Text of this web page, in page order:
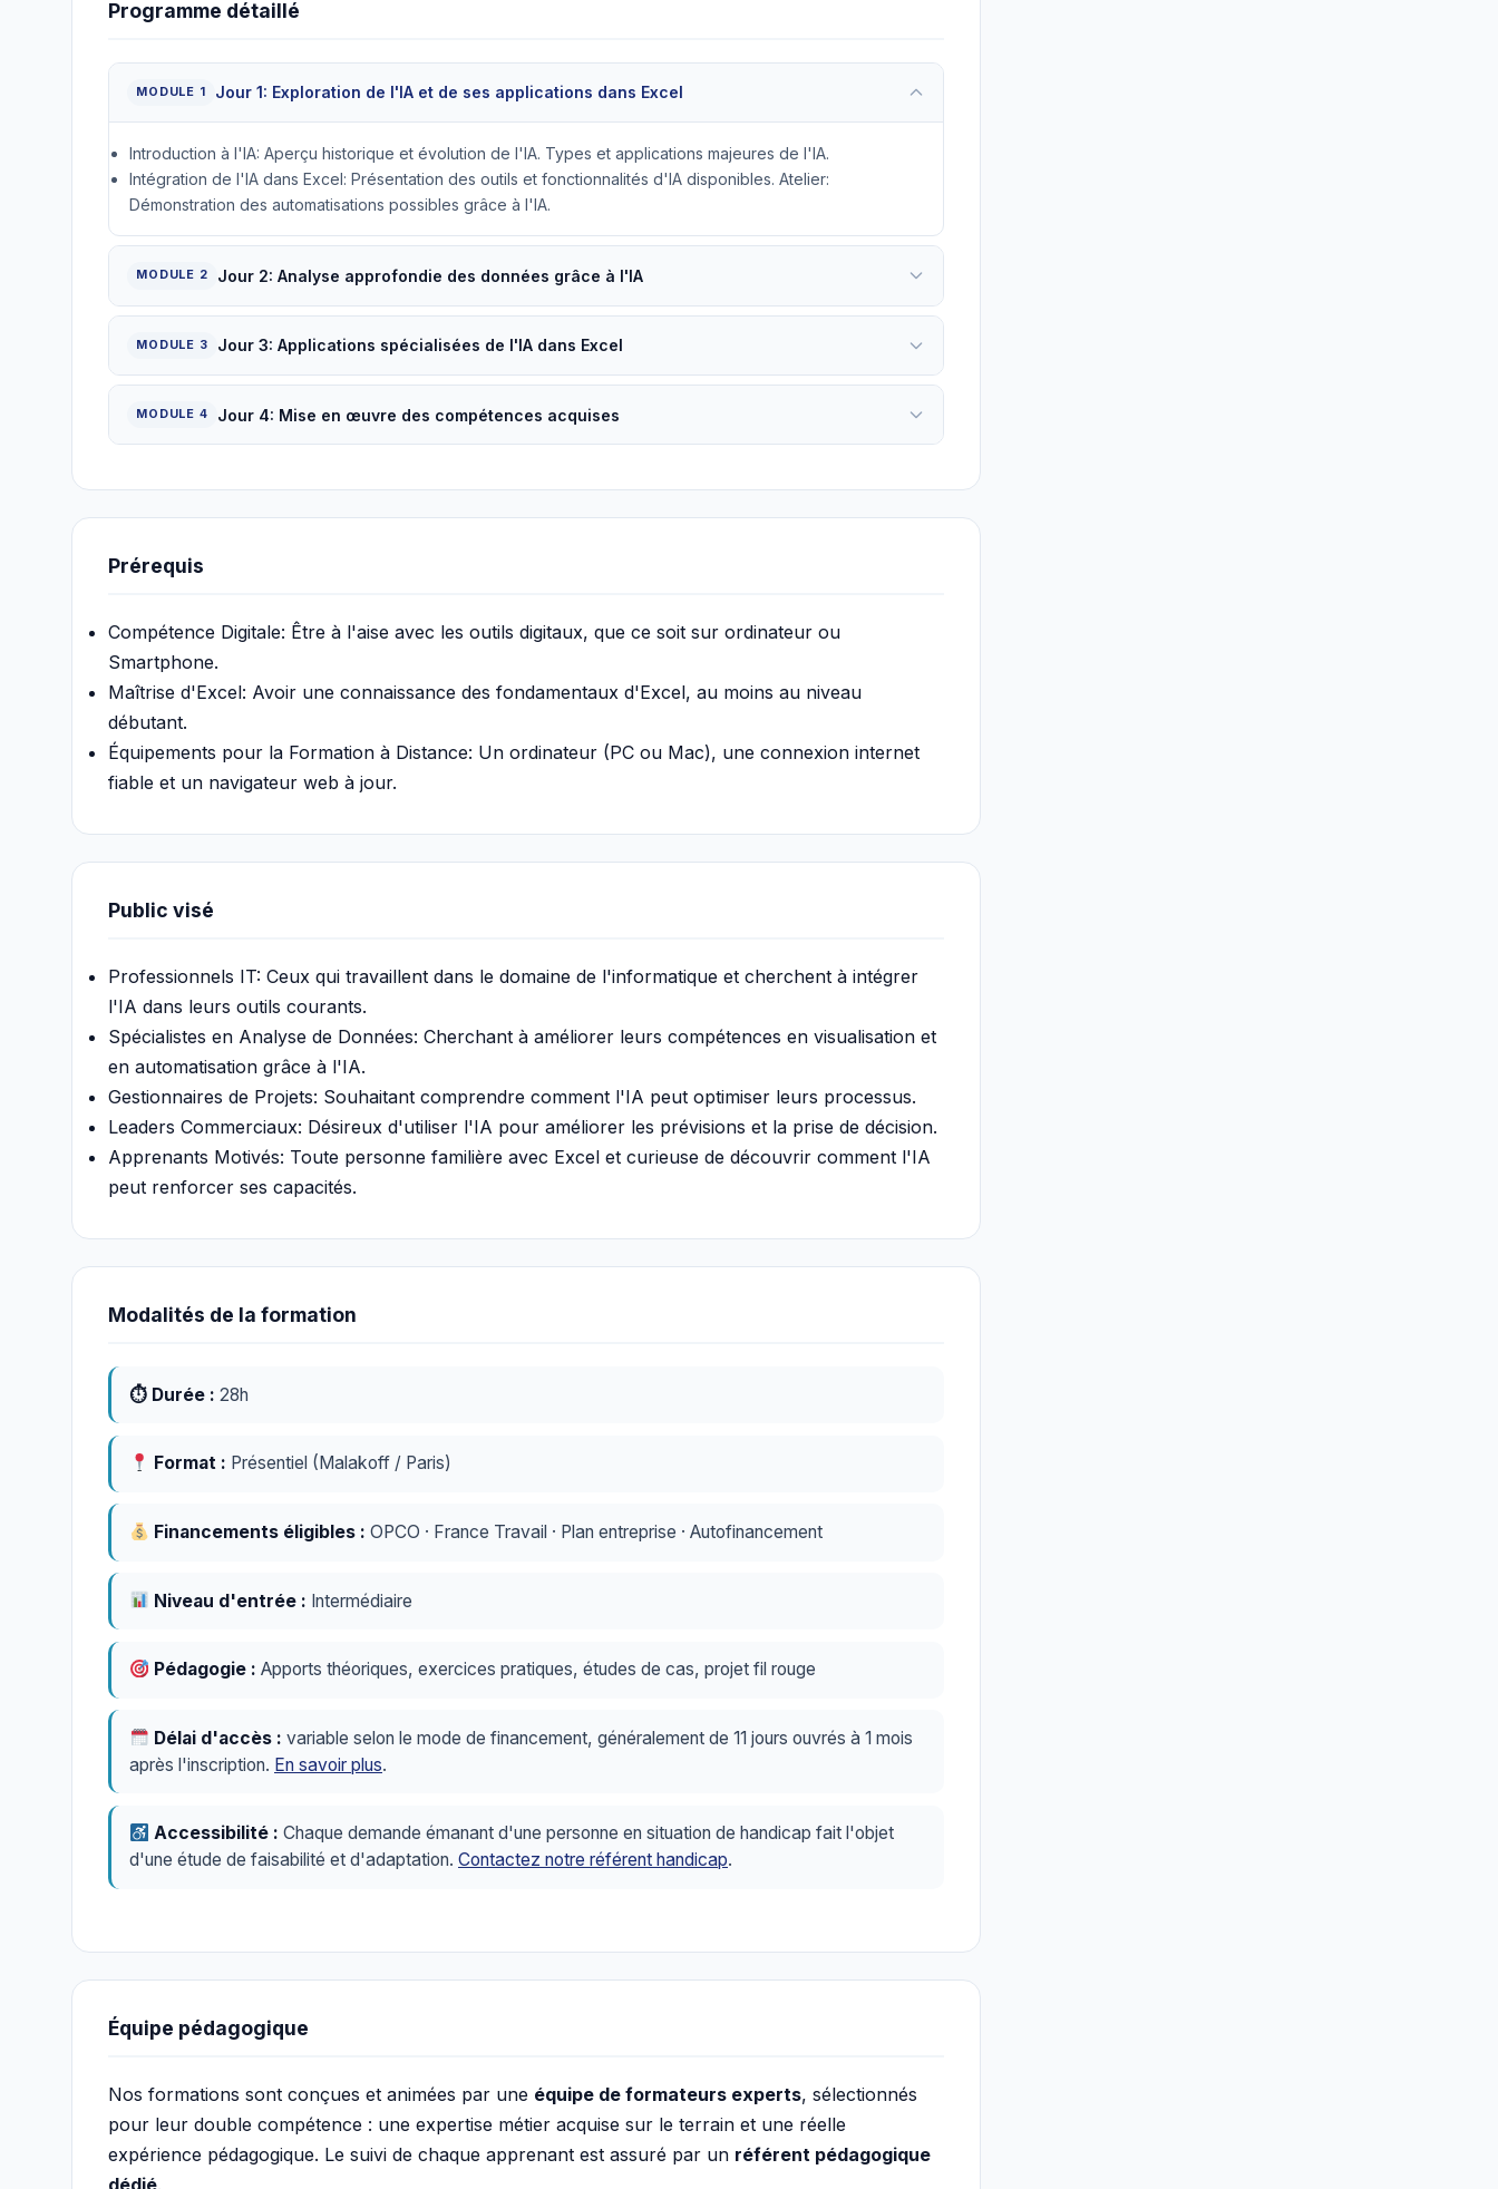
Programme détaillé
MODULE 1 Jour 1: Exploration de l'IA et de ses applications dans Excel
Introduction à l'IA: Aperçu historique et évolution de l'IA. Types et applications majeures de l'IA.
Intégration de l'IA dans Excel: Présentation des outils et fonctionnalités d'IA disponibles. Atelier:
Démonstration des automatisations possibles grâce à l'IA.
MODULE 2 Jour 2: Analyse approfondie des données grâce à l'IA
MODULE 3 Jour 3: Applications spécialisées de l'IA dans Excel
MODULE 4 Jour 4: Mise en œuvre des compétences acquises
Prérequis
Compétence Digitale: Être à l'aise avec les outils digitaux, que ce soit sur ordinateur ou
Smartphone.
Maîtrise d'Excel: Avoir une connaissance des fondamentaux d'Excel, au moins au niveau
débutant.
Équipements pour la Formation à Distance: Un ordinateur (PC ou Mac), une connexion internet
fiable et un navigateur web à jour.
Public visé
Professionnels IT: Ceux qui travaillent dans le domaine de l'informatique et cherchent à intégrer
l'IA dans leurs outils courants.
Spécialistes en Analyse de Données: Cherchant à améliorer leurs compétences en visualisation et
en automatisation grâce à l'IA.
Gestionnaires de Projets: Souhaitant comprendre comment l'IA peut optimiser leurs processus.
Leaders Commerciaux: Désireux d'utiliser l'IA pour améliorer les prévisions et la prise de décision.
Apprenants Motivés: Toute personne familière avec Excel et curieuse de découvrir comment l'IA
peut renforcer ses capacités.
Modalités de la formation
⏱ Durée : 28h
Format : Présentiel (Malakoff / Paris)
Financements éligibles : OPCO · France Travail · Plan entreprise · Autofinancement
Niveau d'entrée : Intermédiaire
Pédagogie : Apports théoriques, exercices pratiques, études de cas, projet fil rouge
Délai d'accès : variable selon le mode de financement, généralement de 11 jours ouvrés à 1 mois
après l'inscription. En savoir plus.
Accessibilité : Chaque demande émanant d'une personne en situation de handicap fait l'objet
d'une étude de faisabilité et d'adaptation. Contactez notre référent handicap.
Équipe pédagogique
Nos formations sont conçues et animées par une équipe de formateurs experts, sélectionnés
pour leur double compétence : une expertise métier acquise sur le terrain et une réelle
expérience pédagogique. Le suivi de chaque apprenant est assuré par un référent pédagogique
dédié